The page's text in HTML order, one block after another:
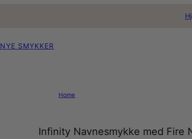
NYE SMYKKER
Home
Infinity Navnesmykke med Fire